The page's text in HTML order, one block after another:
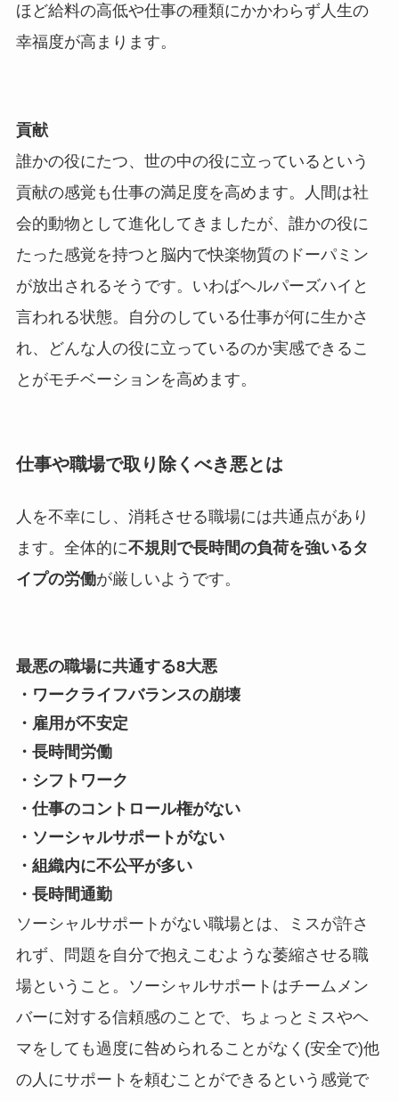
ほど給料の高低や仕事の種類にかかわらず人生の
幸福度が高まります。
貢献
誰かの役にたつ、世の中の役に立っているという
貢献の感覚も仕事の満足度を高めます。人間は社
会的動物として進化してきましたが、誰かの役に
たった感覚を持つと脳内で快楽物質のドーパミン
が放出されるそうです。いわばヘルパーズハイと
言われる状態。自分のしている仕事が何に生かさ
れ、どんな人の役に立っているのか実感できるこ
とがモチベーションを高めます。
仕事や職場で取り除くべき悪とは
人を不幸にし、消耗させる職場には共通点があり
ます。全体的に不規則で長時間の負荷を強いるタ
イプの労働が厳しいようです。
最悪の職場に共通する8大悪
・ワークライフバランスの崩壊
・雇用が不安定
・長時間労働
・シフトワーク
・仕事のコントロール権がない
・ソーシャルサポートがない
・組織内に不公平が多い
・長時間通勤
ソーシャルサポートがない職場とは、ミスが許さ
れず、問題を自分で抱えこむような萎縮させる職
場ということ。ソーシャルサポートはチームメン
バーに対する信頼感のことで、ちょっとミスやヘ
マをしても過度に咎められることがなく(安全で)他
の人にサポートを頼むことができるという感覚で